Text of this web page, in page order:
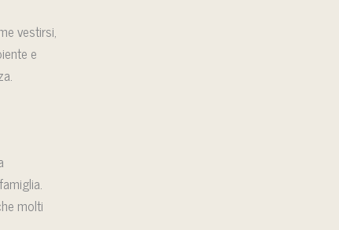
vestirsi,
e
molti